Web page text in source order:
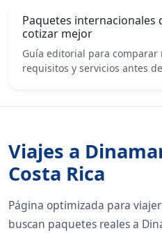
Paquetes internacionales
cotizar mejor
Guía editorial para
requisitos y servicios antes
Viajes a
Costa Rica
Página optimizada para
buscan paquetes reales a